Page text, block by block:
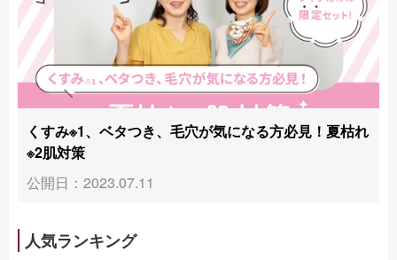
くすみ※1、ベタつき、毛穴が気になる方必見！夏枯れ
※2肌対策
公開日：2023.07.11
人気ランキング